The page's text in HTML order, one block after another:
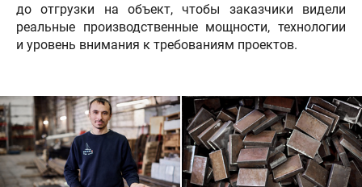
до отгрузки на объект, чтобы заказчики видели
реальные производственные мощности, технологии
и уровень внимания к требованиям проектов.